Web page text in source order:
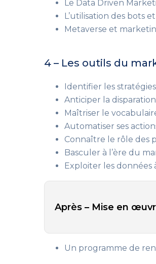
Le Data Driven
L’utilisation des bots
Metaverse et
4 – Les outils du
Identifier les
Anticiper la
Maîtriser le
Automatiser ses
Connaître le rôle des
Basculer à l’ère du
Exploiter les données
Après – Mise en
Un programme de